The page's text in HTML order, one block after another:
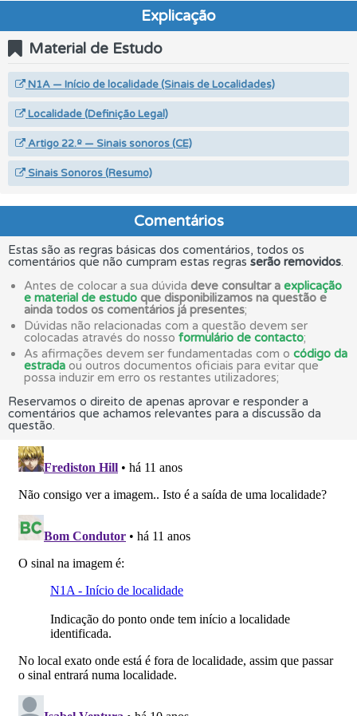
Explicação
Material de Estudo
N1A — Início de localidade (Sinais de Localidades)
Localidade (Definição Legal)
Artigo 22.º — Sinais sonoros (CE)
Sinais Sonoros (Resumo)
Comentários
Estas são as regras básicas dos comentários, todos os
comentários que não cumpram estas regras serão removidos.
Antes de colocar a sua dúvida deve consultar a explicação
e material de estudo que disponibilizamos na questão e
ainda todos os comentários já presentes;
Dúvidas não relacionadas com a questão devem ser
colocadas através do nosso formulário de contacto;
As afirmações devem ser fundamentadas com o código da
estrada ou outros documentos oficiais para evitar que
possa induzir em erro os restantes utilizadores;
Reservamos o direito de apenas aprovar e responder a
comentários que achamos relevantes para a discussão da
questão.